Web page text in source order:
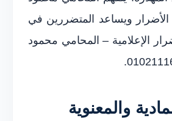
ويساعد المتضررين في
الإعلامية – المحامي محمود
والمعنوية